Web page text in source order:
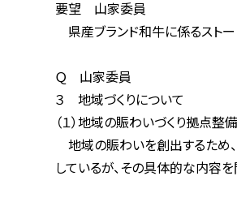
要望 山家委員
県産ブランド和牛に係るストーリ
Ｑ 山家委員
３ 地域づくりについて
（１）地域の賑わいづくり拠点整
地域の賑わいを創出するため、市
しているが、その具体的な内容を